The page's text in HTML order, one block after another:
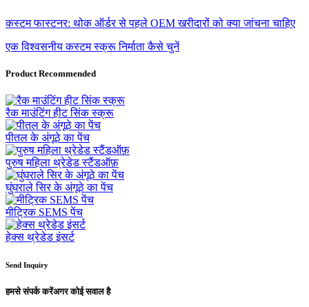
कस्टम फास्टनर: थोक ऑर्डर से पहले OEM खरीदारों को क्या जांचना चाहिए
एक विश्वसनीय कस्टम स्क्रू निर्माता कैसे चुनें
Product Recommended
रैक माउंटिंग हीट सिंक स्क्रू
पीतल के अंगूठे का पेंच
पुरुष महिला थ्रेडेड स्टैंडऑफ़
घुंघराले सिर के अंगूठे का पेंच
मीट्रिक SEMS पेंच
हेक्स थ्रेडेड इंसर्ट
Send Inquiry
हमसे संपर्क करेंअगर कोई सवाल है